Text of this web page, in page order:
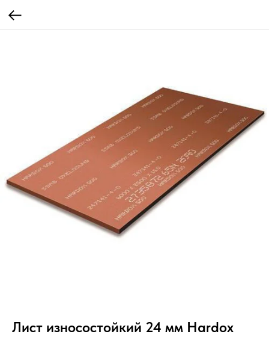
Лист износостойкий 24 мм Hardox